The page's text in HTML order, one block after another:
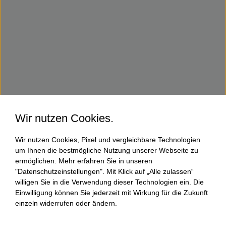
Wir nutzen Cookies.
Wir nutzen Cookies, Pixel und vergleichbare Technologien
um Ihnen die bestmögliche Nutzung unserer Webseite zu
ermöglichen. Mehr erfahren Sie in unseren
"Datenschutzeinstellungen". Mit Klick auf „Alle zulassen“
willigen Sie in die Verwendung dieser Technologien ein. Die
Einwilligung können Sie jederzeit mit Wirkung für die Zukunft
einzeln widerrufen oder ändern.